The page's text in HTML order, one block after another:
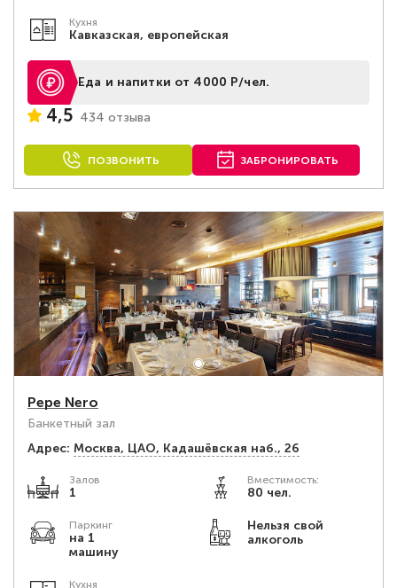
Кухня
Кавказская, европейская
Еда и напитки от 4000 Р/чел.
4,5 434 отзыва
ПОЗВОНИТЬ ЗАБРОНИРОВАТЬ
Pepe Nero
Банкетный зал
Адрес: Москва, ЦАО, Кадашёвская наб., 26
Залов
1
Вместимость:
80 чел.
Паркинг
на 1
машину
Нельзя свой
алкоголь
Кухня